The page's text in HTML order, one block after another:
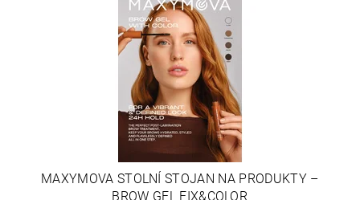
MAXYMOVA STOLNÍ STOJAN NA PRODUKTY –
BROW GEL FIX&COLOR